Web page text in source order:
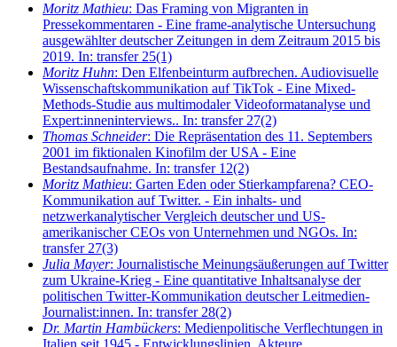
Moritz Mathieu: Das Framing von Migranten in
Pressekommentaren - Eine frame-analytische Untersuchung
ausgewählter deutscher Zeitungen in dem Zeitraum 2015 bis
2019. In: transfer 25(1)
Moritz Huhn: Den Elfenbeinturm aufbrechen. Audiovisuelle
Wissenschaftskommunikation auf TikTok - Eine Mixed-
Methods-Studie aus multimodaler Videoformatanalyse und
Expert:inneninterviews.. In: transfer 27(2)
Thomas Schneider: Die Repräsentation des 11. Septembers
2001 im fiktionalen Kinofilm der USA - Eine
Bestandsaufnahme. In: transfer 12(2)
Moritz Mathieu: Garten Eden oder Stierkampfarena? CEO-
Kommunikation auf Twitter. - Ein inhalts- und
netzwerkanalytischer Vergleich deutscher und US-
amerikanischer CEOs von Unternehmen und NGOs. In:
transfer 27(3)
Julia Mayer: Journalistische Meinungsäußerungen auf Twitter
zum Ukraine-Krieg - Eine quantitative Inhaltsanalyse der
politischen Twitter-Kommunikation deutscher Leitmedien-
Journalist:innen. In: transfer 28(2)
Dr. Martin Hambückers: Medienpolitische Verflechtungen in